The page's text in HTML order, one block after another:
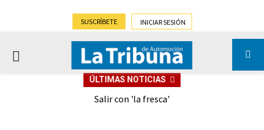
SUSCRÍBETE INICIAR SESIÓN
PRIMARY
ÚLTIMAS NOTICIAS
Salir con 'la fresca'